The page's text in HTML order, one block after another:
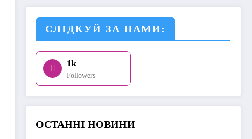
СЛІДКУЙ ЗА НАМИ:
1k
Followers
ОСТАННІ НОВИНИ